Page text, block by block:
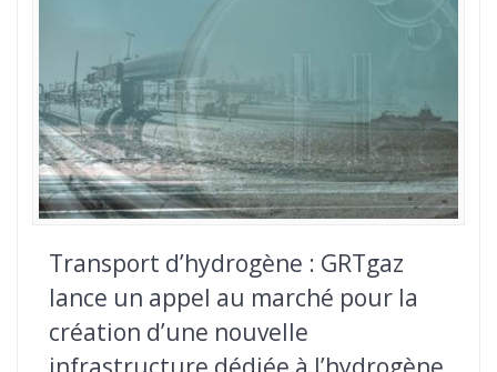
Transport d’hydrogène : GRTgaz
lance un appel au marché pour la
création d’une nouvelle